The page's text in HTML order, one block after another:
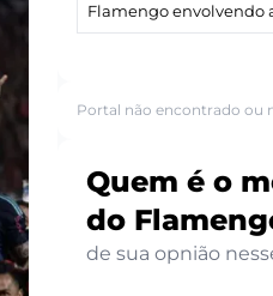
Flamengo envolvendo
Portal não encontrado ou
Quem é o
do
de sua opnião